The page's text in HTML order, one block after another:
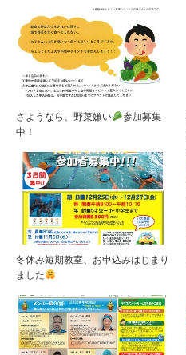
さようなら、野菜嫌い
参加募集
中！
冬休み短期教室、お申込みはじまり
ました